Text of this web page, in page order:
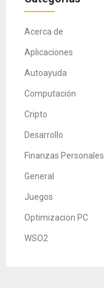
Acerca de
Aplicaciones
Autoayuda
Computación
Cripto
Desarrollo
Finanzas Personales
General
Juegos
Optimizacion PC
WSO2